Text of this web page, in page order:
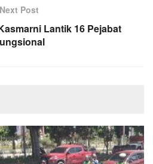
Next Post
Lantik 16 Pejabat